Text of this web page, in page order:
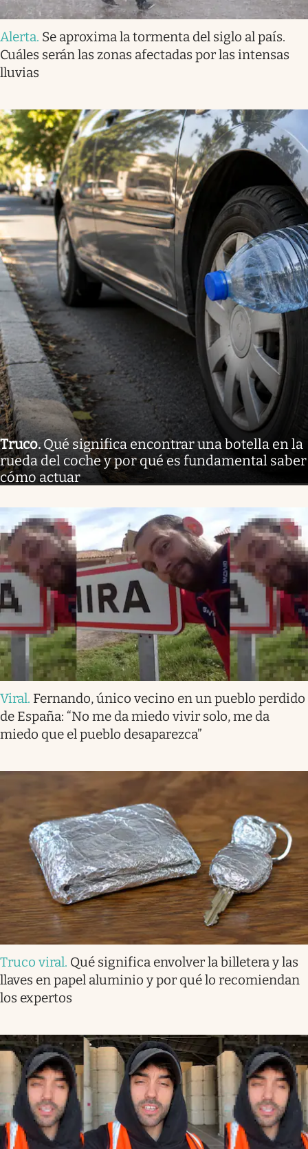
Alerta. Se aproxima la tormenta del siglo al país.
Cuáles serán las zonas afectadas por las intensas
lluvias
Truco.Qué significa encontrar una botella en la
rueda del coche y por qué es fundamental saber
cómo actuar
Viral. Fernando, único vecino en un pueblo perdido
de España: “No me da miedo vivir solo, me da
miedo que el pueblo desaparezca”
Truco viral. Qué significa envolver la billetera y las
llaves en papel aluminio y por qué lo recomiendan
los expertos